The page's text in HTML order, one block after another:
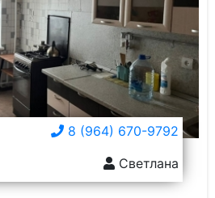
8 (964) 670-9792
Светлана